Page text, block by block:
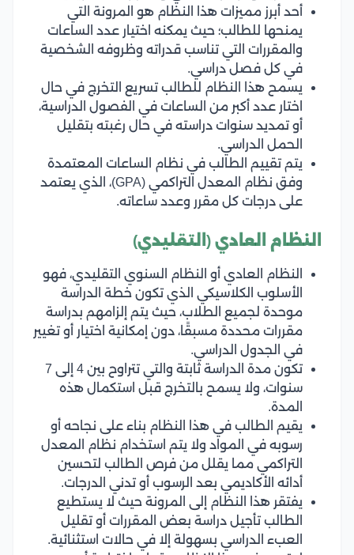
أحد أبرز مميزات هذا النظام هو المرونة التي
يمنحها للطالب؛ حيث يمكنه اختيار عدد الساعات
والمقررات التي تناسب قدراته وظروفه الشخصية
في كل فصل دراسي.
يسمح هذا النظام للطالب تسريع التخرج في حال
اختار عدد أكبر من الساعات في الفصول الدراسية،
أو تمديد سنوات دراسته في حال رغبته بتقليل
الحمل الدراسي.
يتم تقييم الطالب في نظام الساعات المعتمدة
وفق نظام المعدل التراكمي (GPA)، الذي يعتمد
على درجات كل مقرر وعدد ساعاته.
النظام العادي (التقليدي)
النظام العادي أو النظام السنوي التقليدي، فهو
الأسلوب الكلاسيكي الذي تكون خطة الدراسة
موحدة لجميع الطلاب، حيث يتم إلزامهم بدراسة
مقررات محددة مسبقًا، دون إمكانية اختيار أو تغيير
في الجدول الدراسي.
تكون مدة الدراسة ثابتة والتي تتراوح بين 4 إلى 7
سنوات، ولا يسمح بالتخرج قبل استكمال هذه
المدة.
يقيم الطالب في هذا النظام بناء على نجاحه أو
رسوبه في المواد ولا يتم استخدام نظام المعدل
التراكمي مما يقلل من فرص الطالب لتحسين
أدائه الأكاديمي بعد الرسوب أو تدني الدرجات.
يفتقر هذا النظام إلى المرونة حيث لا يستطيع
الطالب تأجيل دراسة بعض المقررات أو تقليل
العبء الدراسي بسهولة إلا في حالات استثنائية.